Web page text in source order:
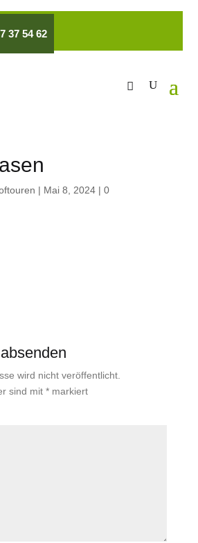
37 54 62
| Mai 8, 2024| 0
wird nicht veröffentlicht.
sind mit *markiert